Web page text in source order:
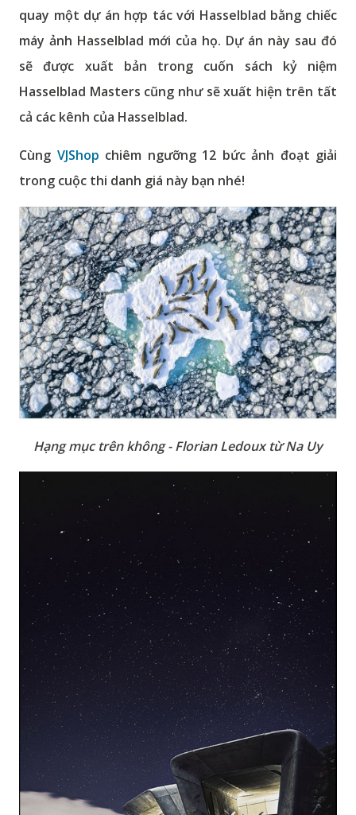
quay một dự án hợp tác với Hasselblad bằng chiếc
máy ảnh Hasselblad mới của họ. Dự án này sau đó
sẽ được xuất bản trong cuốn sách kỷ niệm
Hasselblad Masters cũng như sẽ xuất hiện trên tất
cả các kênh của Hasselblad.
Cùng VJShop chiêm ngưỡng 12 bức ảnh đoạt giải
trong cuộc thi danh giá này bạn nhé!
Hạng mục trên không - Florian Ledoux từ Na Uy